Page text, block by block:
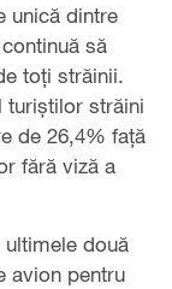
unică dintre
să
toți străinii.
turiștilor străini
de 26,4% față
fără viză a
două
avion pentru